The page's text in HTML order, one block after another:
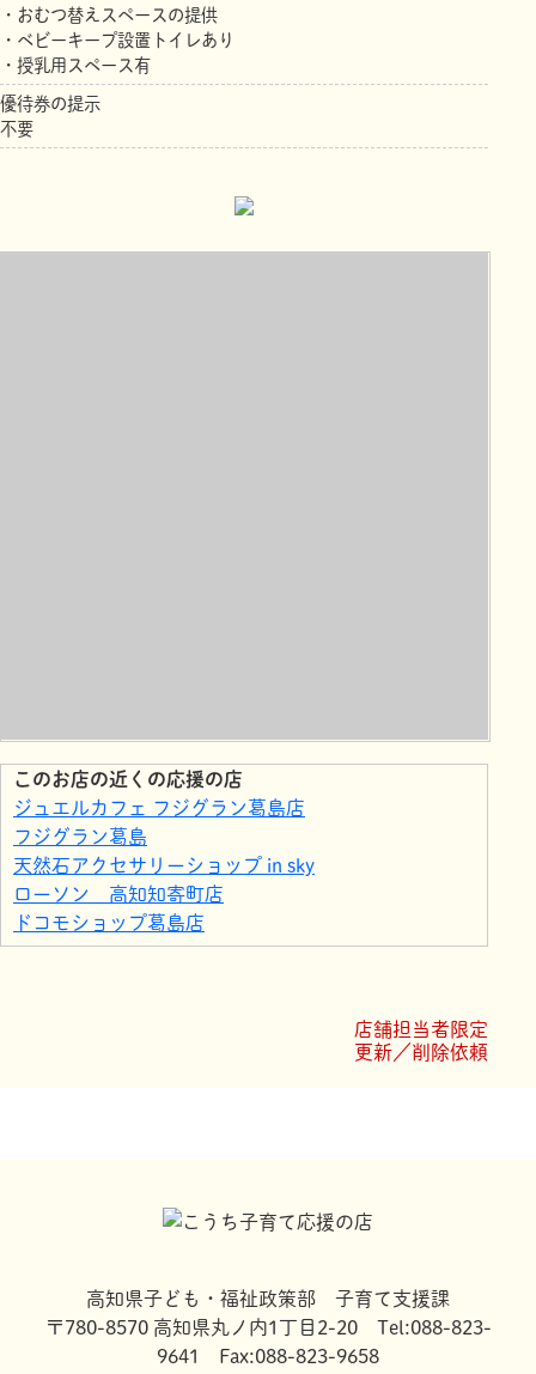
・おむつ替えスペースの提供
・ベビーキープ設置トイレあり
・授乳用スペース有
優待券の提示
不要
このお店の近くの応援の店
ジュエルカフェ フジグラン葛島店
フジグラン葛島
天然石アクセサリーショップ in sky
ローソン 高知知寄町店
ドコモショップ葛島店
エステティックサロン プレミアムキュア
店舗担当者限定
更新／削除依頼
高知県子ども・福祉政策部 子育て支援課
〒780-8570 高知県丸ノ内1丁目2-20 Tel:088-823-
9641 Fax:088-823-9658